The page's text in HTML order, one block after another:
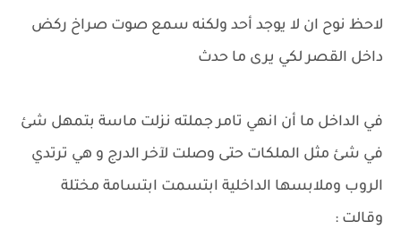
لاحظ نوح ان لا يوجد أحد ولكنه سمع صوت صراخ ركض
داخل القصر لكي يرى ما حدث
في الداخل ما أن انهي تامر جملته نزلت ماسة بتمهل شئ
في شئ مثل الملكات حتى وصلت لآخر الدرج و هي ترتدي
الروب وملابسها الداخلية ابتسمت ابتسامة مختلة
وقالت :